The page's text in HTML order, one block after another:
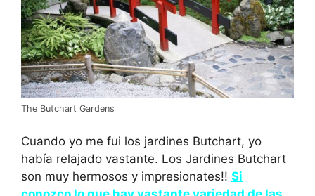
The Butchart Gardens
Cuando yo me fui los jardines Butchart, yo
había relajado vastante. Los Jardines Butchart
son muy hermosos y impresionates!! Si